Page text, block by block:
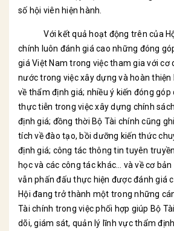
số hội viên hiện hành.
Với kết quả hoạt động trên của Hội
chính luôn đánh giá cao những đóng
giá Việt Nam trong việc tham gia với cơ
nước trong việc xây dựng và hoàn thiện
về thẩm định giá; nhiều ý kiến đóng góp
thực tiễn trong việc xây dựng chính
định giá; đồng thời Bộ Tài chính cũng
tích về đào tạo, bồi dưỡng kiến thức
định giá; công tác thông tin tuyên
học và các công tác khác… và về cơ
vẫn phấn đấu thực hiện được đánh giá
Hội đang trở thành một trong những
Tài chính trong việc phối hợp giúp Bộ
dõi, giám sát, quản lý lĩnh vực thẩm